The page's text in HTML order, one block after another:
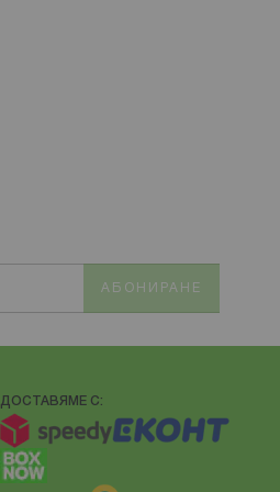
АБОНИРАНЕ
ДОСТАВЯМЕ С: